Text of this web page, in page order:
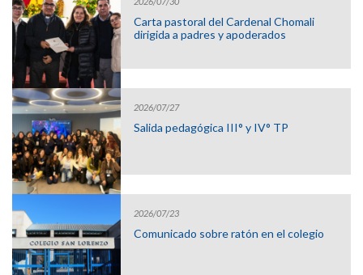
Carta pastoral del Cardenal Chomali
dirigida a padres y apoderados
2026/07/27
Salida pedagógica III° y IV° TP
2026/07/23
Comunicado sobre ratón en el colegio